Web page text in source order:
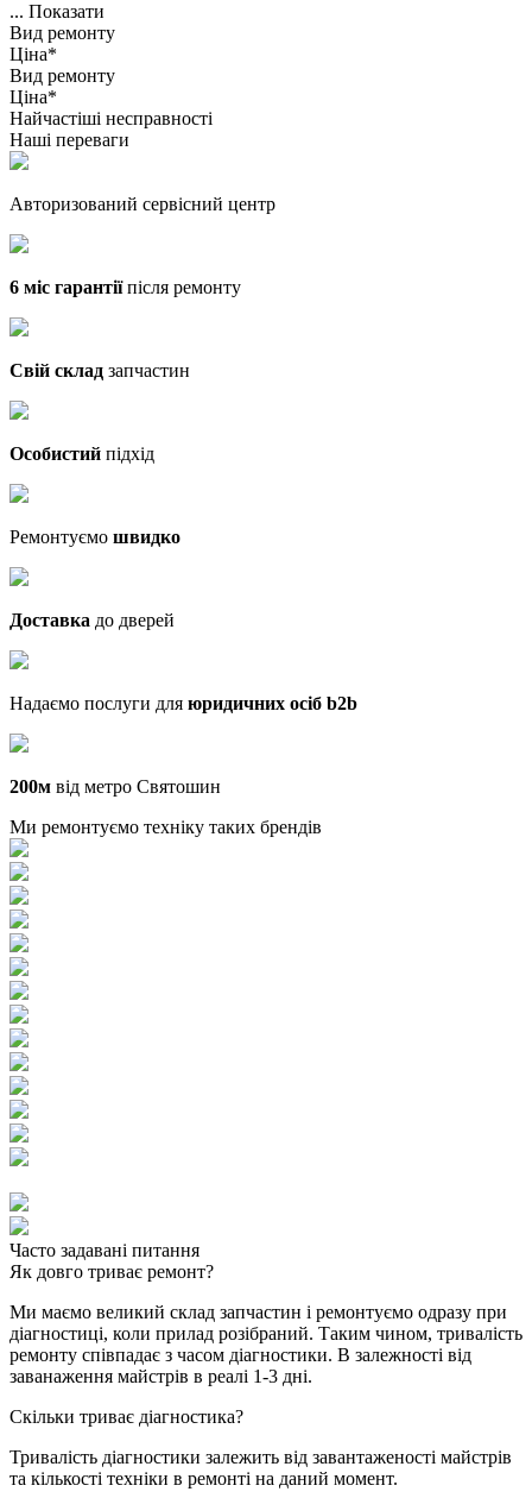
... Показати
Вид ремонту
Ціна*
Вид ремонту
Ціна*
Найчастіші несправності
Наші переваги
Авторизований сервісний центр
6 міс гарантіїпісля ремонту
Свій склад запчастин
Особистий підхід
Ремонтуємо швидко
Доставка до дверей
Надаємо послуги для юридичних осіб b2b
200м від метро Святошин
Ми ремонтуємо техніку таких брендів
Часто задавані питання
Як довго триває ремонт?
Ми маємо великий склад запчастин і ремонтуємо одразу при
діагностиці, коли прилад розібраний. Таким чином, тривалість
ремонту співпадає з часом діагностики. В залежності від
заванаження майстрів в реалі 1-3 дні.
Скільки триває діагностика?
Тривалість діагностики залежить від завантаженості майстрів
та кількості техніки в ремонті на даний момент.